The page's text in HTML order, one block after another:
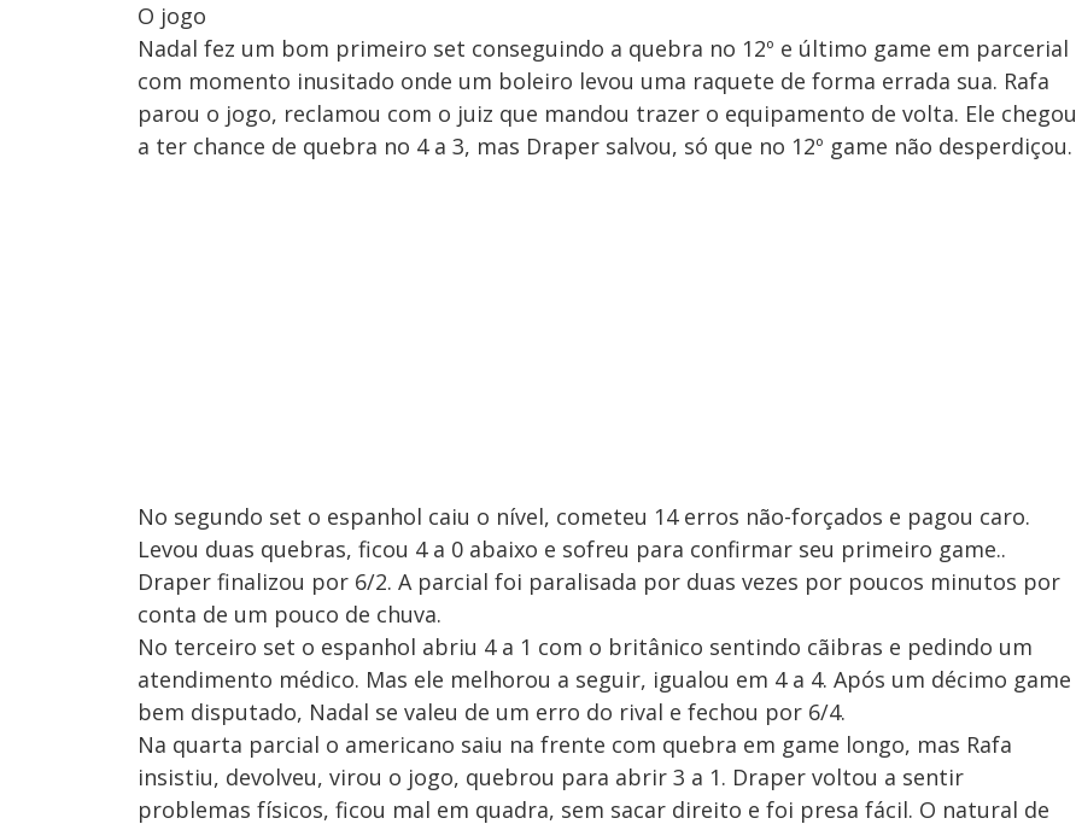
O jogo
Nadal fez um bom primeiro set conseguindo a quebra no 12º e último game em parcerial
com momento inusitado onde um boleiro levou uma raquete de forma errada sua. Rafa
parou o jogo, reclamou com o juiz que mandou trazer o equipamento de volta. Ele chegou
a ter chance de quebra no 4 a 3, mas Draper salvou, só que no 12º game não desperdiçou.
No segundo set o espanhol caiu o nível, cometeu 14 erros não-forçados e pagou caro.
Levou duas quebras, ficou 4 a 0 abaixo e sofreu para confirmar seu primeiro game..
Draper finalizou por 6/2. A parcial foi paralisada por duas vezes por poucos minutos por
conta de um pouco de chuva.
No terceiro set o espanhol abriu 4 a 1 com o britânico sentindo cãibras e pedindo um
atendimento médico. Mas ele melhorou a seguir, igualou em 4 a 4. Após um décimo game
bem disputado, Nadal se valeu de um erro do rival e fechou por 6/4.
Na quarta parcial o americano saiu na frente com quebra em game longo, mas Rafa
insistiu, devolveu, virou o jogo, quebrou para abrir 3 a 1. Draper voltou a sentir
problemas físicos, ficou mal em quadra, sem sacar direito e foi presa fácil. O natural de